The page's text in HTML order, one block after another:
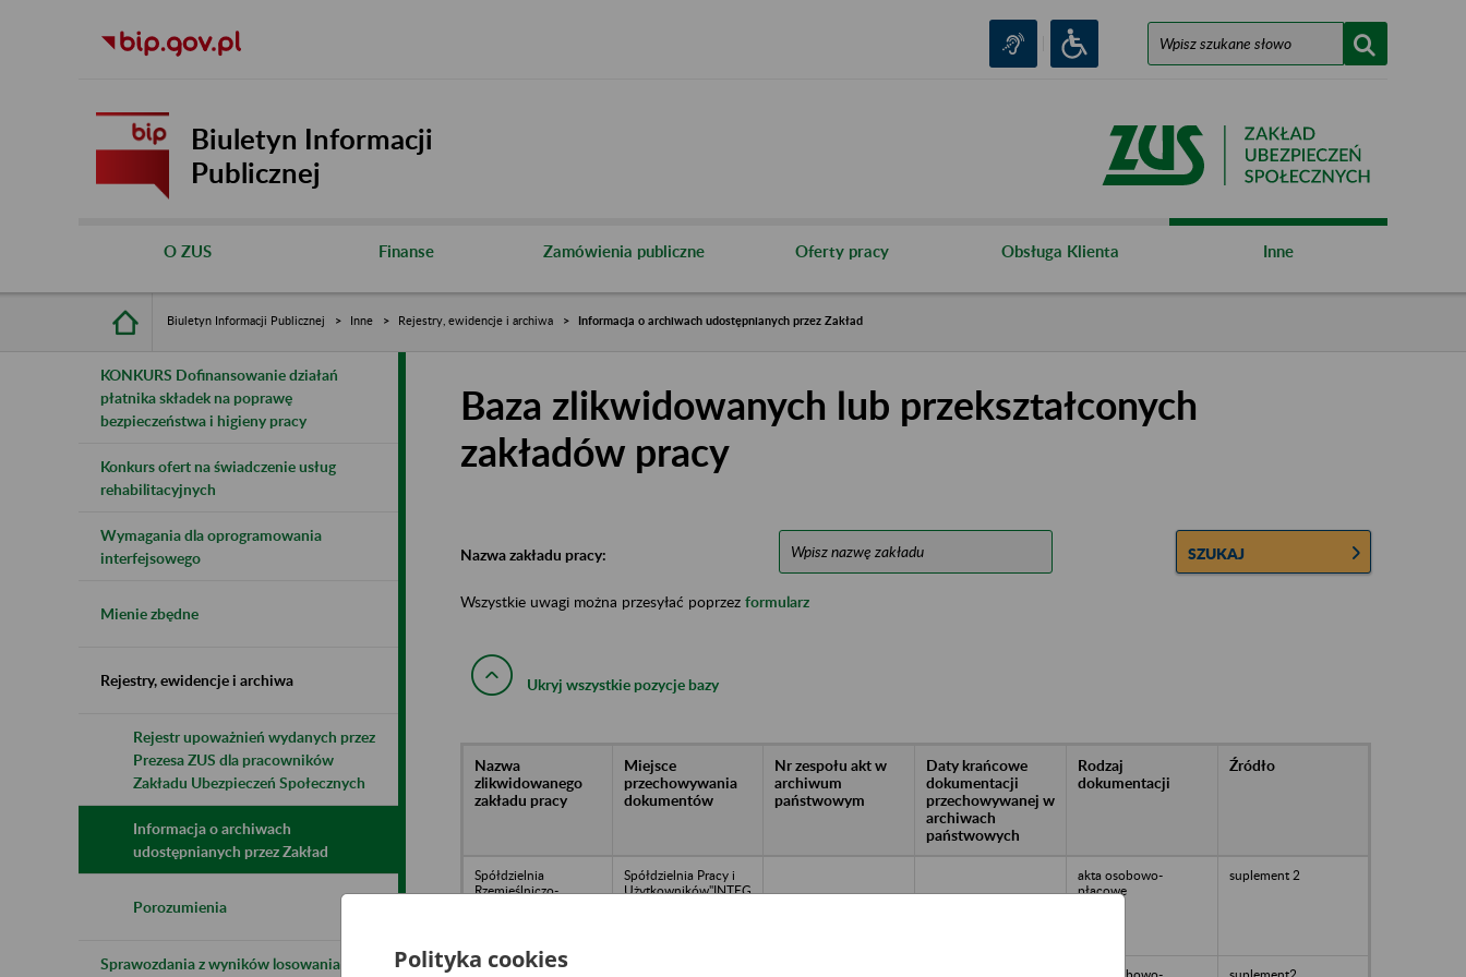
Biuletyn Informacji
Publicznej
O ZUS Finanse Zamówienia publiczne Oferty pracy Obsługa Klienta Inne
Biuletyn Informacji Publicznej Inne Rejestry, ewidencje i archiwa Informacja o archiwach udostępnianych przez Zakład
KONKURS Dofinansowanie działań
płatnika składek na poprawę
bezpieczeństwa i higieny pracy
Konkurs ofert na świadczenie usług
rehabilitacyjnych
Wymagania dla oprogramowania
interfejsowego
Mienie zbędne
Rejestry, ewidencje i archiwa
Rejestr upoważnień wydanych przez
Prezesa ZUS dla pracowników
Zakładu Ubezpieczeń Społecznych
Informacja o archiwach
udostępnianych przez Zakład
Porozumienia
Sprawozdania z wyników losowania do
Baza zlikwidowanych lub przekształconych
zakładów pracy
Nazwa zakładu pracy: SZUKAJ
Wszystkie uwagi można przesyłać poprzez formularz
Ukryj wszystkie pozycje bazy
Nazwa
zlikwidowanego
zakładu pracy
Miejsce
przechowywania
dokumentów
Nr zespołu akt w
archiwum
państwowym
Daty krańcowe
dokumentacji
przechowywanej w
archiwach
państwowych
Rodzaj
dokumentacji
Źródło
Spółdzielnia
Rzemieślniczo-
Spółdzielnia Pracy i
Użytkowników"INTEG
akta osobowo-
płacowe
suplement 2
Polityka cookies